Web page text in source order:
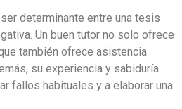
determinante entre una tesis
Un buen tutor no solo ofrece
también ofrece asistencia
su experiencia y sabiduría
fallos habituales y a elaborar una